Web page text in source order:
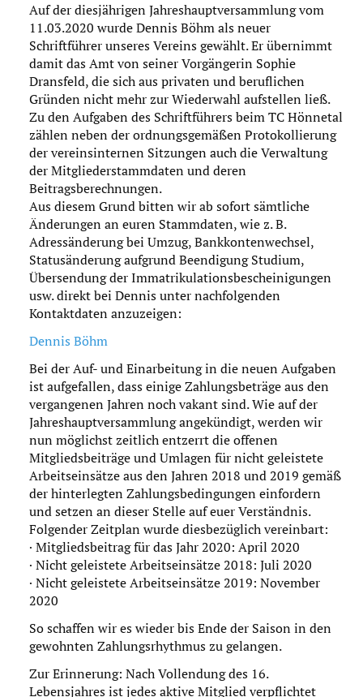
Auf der diesjährigen Jahreshauptversammlung vom
11.03.2020 wurde Dennis Böhm als neuer
Schriftführer unseres Vereins gewählt. Er übernimmt
damit das Amt von seiner Vorgängerin Sophie
Dransfeld, die sich aus privaten und beruflichen
Gründen nicht mehr zur Wiederwahl aufstellen ließ.
Zu den Aufgaben des Schriftführers beim TC Hönnetal
zählen neben der ordnungsgemäßen Protokollierung
der vereinsinternen Sitzungen auch die Verwaltung
der Mitgliederstammdaten und deren
Beitragsberechnungen.
Aus diesem Grund bitten wir ab sofort sämtliche
Änderungen an euren Stammdaten, wie z. B.
Adressänderung bei Umzug, Bankkontenwechsel,
Statusänderung aufgrund Beendigung Studium,
Übersendung der Immatrikulationsbescheinigungen
usw. direkt bei Dennis unter nachfolgenden
Kontaktdaten anzuzeigen:
Dennis Böhm
Bei der Auf- und Einarbeitung in die neuen Aufgaben
ist aufgefallen, dass einige Zahlungsbeträge aus den
vergangenen Jahren noch vakant sind. Wie auf der
Jahreshauptversammlung angekündigt, werden wir
nun möglichst zeitlich entzerrt die offenen
Mitgliedsbeiträge und Umlagen für nicht geleistete
Arbeitseinsätze aus den Jahren 2018 und 2019 gemäß
der hinterlegten Zahlungsbedingungen einfordern
und setzen an dieser Stelle auf euer Verständnis.
Folgender Zeitplan wurde diesbezüglich vereinbart:
· Mitgliedsbeitrag für das Jahr 2020: April 2020
· Nicht geleistete Arbeitseinsätze 2018: Juli 2020
· Nicht geleistete Arbeitseinsätze 2019: November
2020
So schaffen wir es wieder bis Ende der Saison in den
gewohnten Zahlungsrhythmus zu gelangen.
Zur Erinnerung: Nach Vollendung des 16.
Lebensjahres ist jedes aktive Mitglied verpflichtet